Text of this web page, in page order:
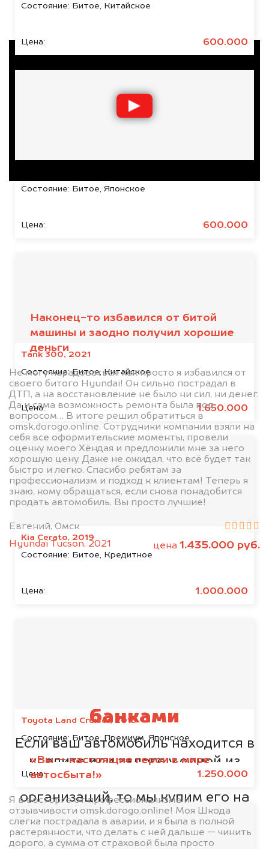
Состояние: Битое, Китайское
Цена: 600.000
Состояние: Битое, Японское
Цена: 600.000
Tank 300, 2021
Состояние:Битое, Китайское
Цена: 1.650.000
Kia Cerato, 2019
Состояние: Битое, Кредитное
Цена: 1.000.000
Toyota Land Cruiser, 2015
Состояние: Битое, Премиум, Японское
Цена: 1.250.000
Наконец-то избавился от битой
машины и заодно получил хорошие
деньги
Не могу нарадоваться, как просто я избавился от
своего битого Hyundai! Он сильно пострадал в
ДТП, а на восстановление не было ни сил, ни денег.
Да и сама возможность ремонта была под
вопросом… В итоге решил обратиться в
omsk.dorogo.online. Сотрудники компании взяли на
себя все оформительские моменты, провели
оценку моего Хёндая и предложили мне за него
хорошую цену. Даже не ожидал, что всё будет так
быстро и легко. Спасибо ребятам за
профессионализм и подход к клиентам! Теперь я
знаю, кому обращаться, если снова понадобится
продать автомобиль. Вы просто лучшие!
Евгений, Омск
Hyundai Tucson, 2021
цена 1.435.000 руб.
«Вы — настоящие герои в мире
автосбыта!»
Я в восторге от профессионализма и
отзывчивости omsk.dorogo.online! Моя Шкода
слегка пострадала в аварии, и я была в полной
растерянности, что делать с ней дальше — чинить
дорого, а сумма от страховой была просто
банками
Если ваш автомобиль находится в
кредите или залоге у одной из
представленных ниже
организаций, то мы купим его на
5% дороже!